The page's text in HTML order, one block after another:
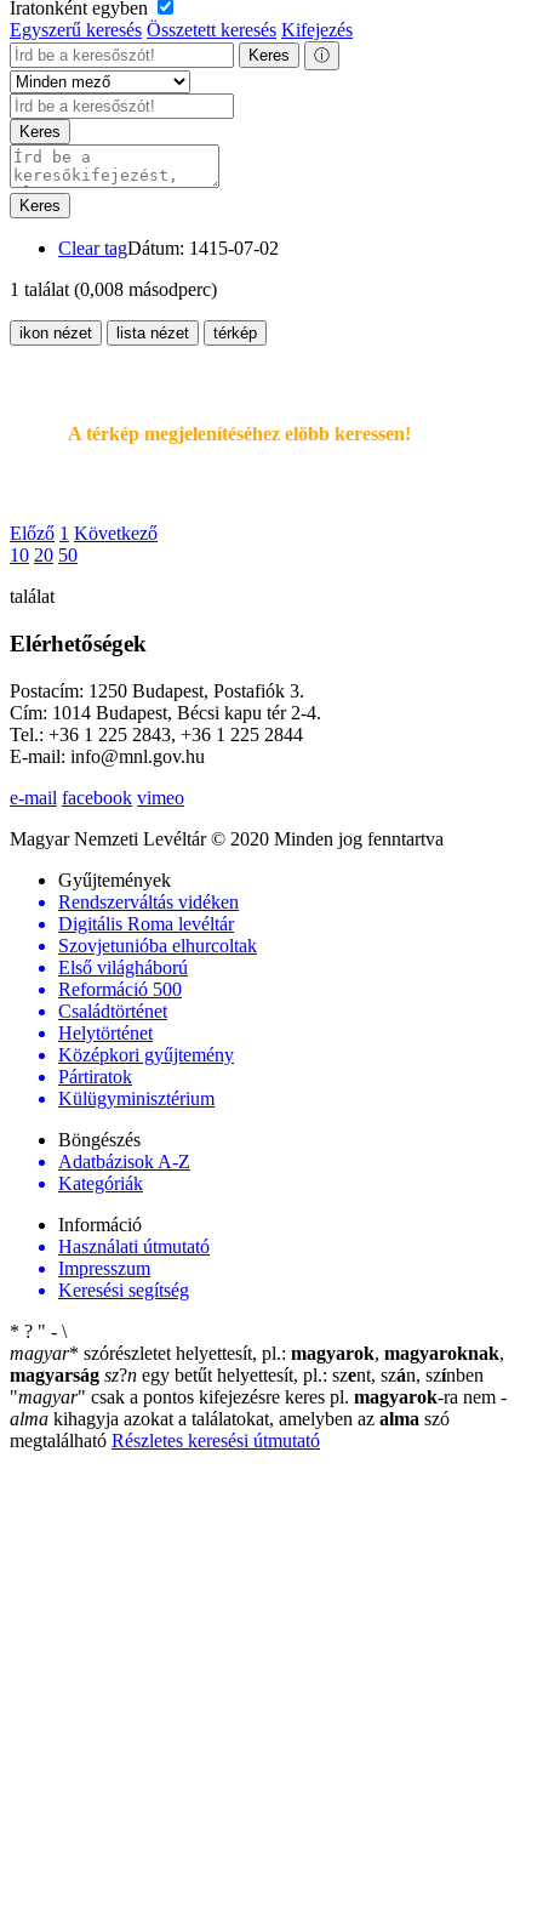
Iratonként egyben
Egyszerű keresés Összetett keresés Kifejezés
Keres ⓘ
Keres
Keres
Clear tagDátum: 1415-07-02
1 találat (0,008 másodperc)
ikon nézet lista nézet térkép
A térkép megjelenítéséhez elöbb keressen!
Előző 1 Következő
10 20 50
találat
Elérhetőségek
Postacím: 1250 Budapest, Postafiók 3.
Cím: 1014 Budapest, Bécsi kapu tér 2-4.
Tel.: +36 1 225 2843, +36 1 225 2844
E-mail: info@mnl.gov.hu
e-mail facebook vimeo
Magyar Nemzeti Levéltár © 2020 Minden jog fenntartva
Gyűjtemények
Rendszerváltás vidéken
Digitális Roma levéltár
Szovjetunióba elhurcoltak
Első világháború
Reformáció 500
Családtörténet
Helytörténet
Középkori gyűjtemény
Pártiratok
Külügyminisztérium
Böngészés
Adatbázisok A-Z
Kategóriák
Információ
Használati útmutató
Impresszum
Keresési segítség
* ? " - \
magyar* szórészletet helyettesít, pl.: magyarok, magyaroknak,
magyarság sz?n egy betűt helyettesít, pl.: szent, szán, színben
"magyar" csak a pontos kifejezésre keres pl. magyarok-ra nem -
alma kihagyja azokat a találatokat, amelyben az alma szó
megtalálható Részletes keresési útmutató